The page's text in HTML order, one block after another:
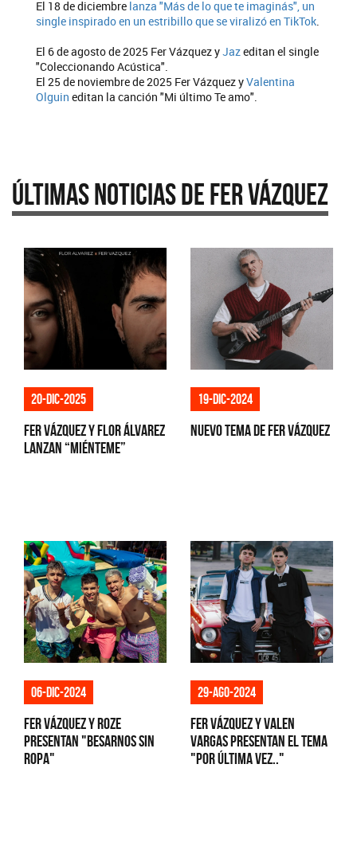
El 18 de diciembre lanza "Más de lo que te imaginás", un
single inspirado en un estribillo que se viralizó en TikTok.
El 6 de agosto de 2025 Fer Vázquez yJazeditan el single
"Coleccionando Acústica".
El 25 de noviembre de 2025 Fer Vázquez yValentina
Olguin editan la canción "Mi último Te amo".
Últimas Noticias de Fer Vázquez
20-dic-2025
Fer Vázquez y Flor Álvarez
lanzan “Miénteme”
19-dic-2024
Nuevo tema de Fer Vázquez
06-dic-2024
Fer Vázquez y Roze
presentan "Besarnos sin
ropa"
29-ago-2024
Fer Vázquez y Valen
Vargas presentan el tema
"Por última vez.."